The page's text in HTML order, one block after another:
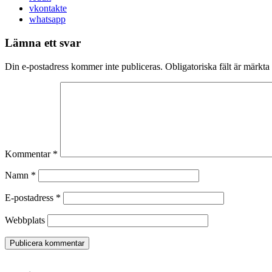
vkontakte
whatsapp
Lämna ett svar
Din e-postadress kommer inte publiceras. Obligatoriska fält är märkta
Kommentar *
Namn *
E-postadress *
Webbplats